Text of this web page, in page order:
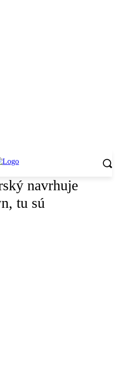
navrhuje
tu sú